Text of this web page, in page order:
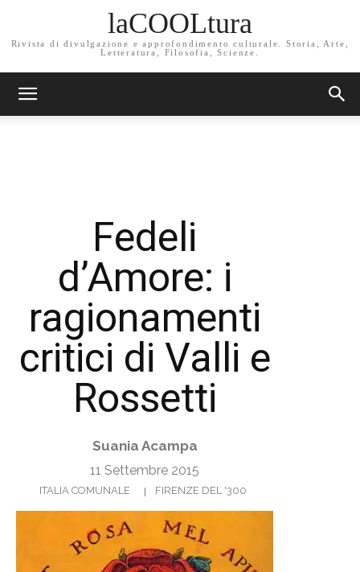
laCOOLtura
Rivista di divulgazione e approfondimento culturale. Storia, Arte,
Letteratura, Filosofia, Scienze.
Fedeli
d’Amore: i
ragionamenti
critici di Valli e
Rossetti
Suania Acampa
11 Settembre 2015
ITALIA COMUNALE FIRENZE DEL '300